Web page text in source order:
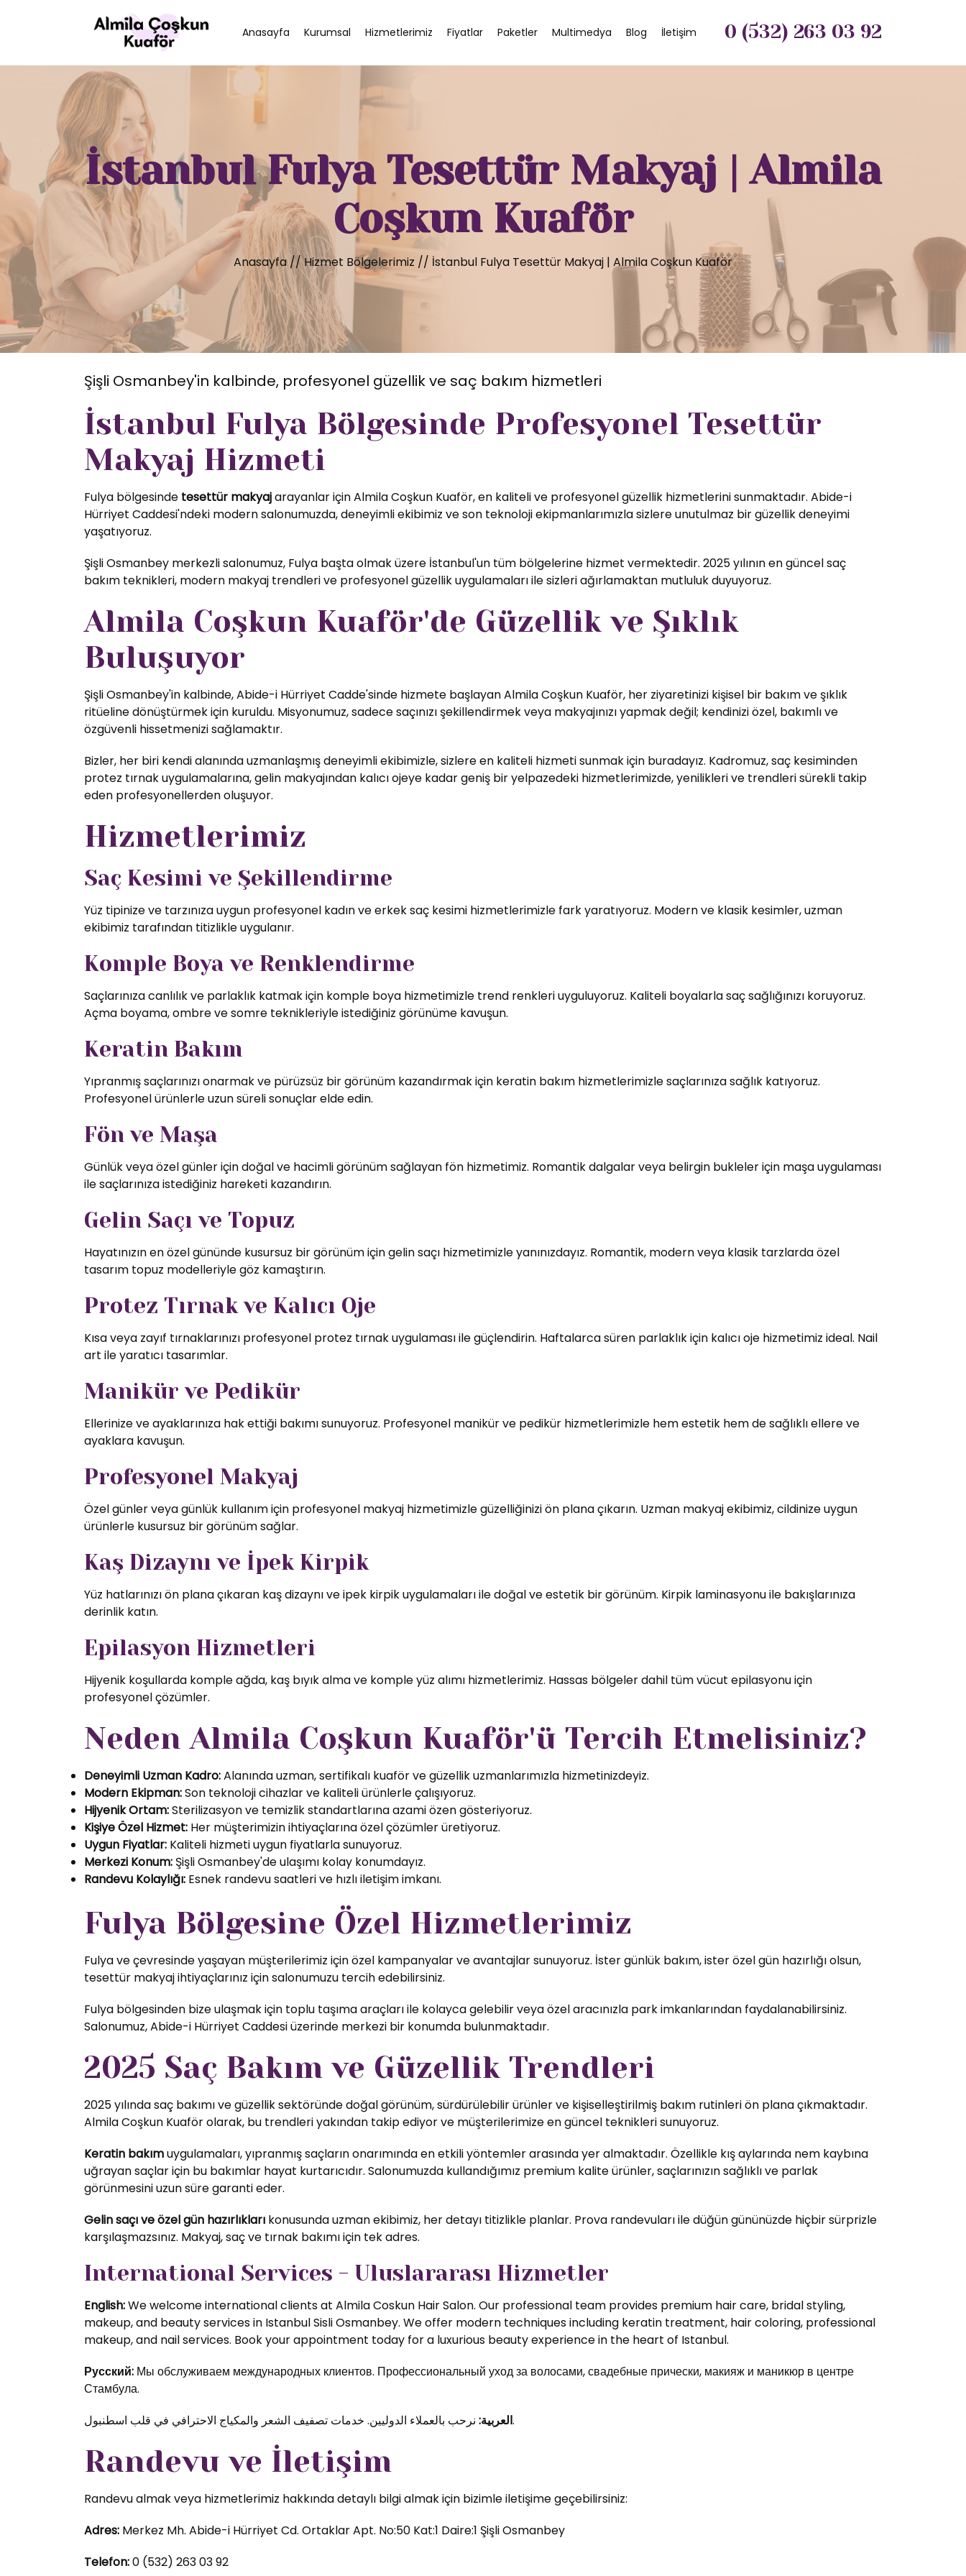
0 (532) 263 03 92
Anasayfa Kurumsal Hizmetlerimiz Fiyatlar Paketler Multimedya Blog İletişim
İstanbul Fulya Tesettür Makyaj | Almila
Coşkun Kuaför
Anasayfa//Hizmet Bölgelerimiz // İstanbul Fulya Tesettür Makyaj | Almila Coşkun Kuaför
Şişli Osmanbey'in kalbinde, profesyonel güzellik ve saç bakım hizmetleri
İstanbul Fulya Bölgesinde Profesyonel Tesettür
Makyaj Hizmeti
Fulya bölgesinde tesettür makyajarayanlar için Almila Coşkun Kuaför, en kaliteli ve profesyonel güzellik hizmetlerini sunmaktadır. Abide-i
Hürriyet Caddesi'ndeki modern salonumuzda, deneyimli ekibimiz ve son teknoloji ekipmanlarımızla sizlere unutulmaz bir güzellik deneyimi
yaşatıyoruz.
Şişli Osmanbey merkezli salonumuz, Fulya başta olmak üzere İstanbul'un tüm bölgelerine hizmet vermektedir. 2025 yılının en güncel saç
bakım teknikleri, modern makyaj trendleri ve profesyonel güzellik uygulamaları ile sizleri ağırlamaktan mutluluk duyuyoruz.
Almila Coşkun Kuaför'de Güzellik ve Şıklık
Buluşuyor
Şişli Osmanbey'in kalbinde, Abide-i Hürriyet Cadde'sinde hizmete başlayan Almila Coşkun Kuaför, her ziyaretinizi kişisel bir bakım ve şıklık
ritüeline dönüştürmek için kuruldu. Misyonumuz, sadece saçınızı şekillendirmek veya makyajınızı yapmak değil; kendinizi özel, bakımlı ve
özgüvenli hissetmenizi sağlamaktır.
Bizler, her biri kendi alanında uzmanlaşmış deneyimli ekibimizle, sizlere en kaliteli hizmeti sunmak için buradayız. Kadromuz, saç kesiminden
protez tırnak uygulamalarına, gelin makyajından kalıcı ojeye kadar geniş bir yelpazedeki hizmetlerimizde, yenilikleri ve trendleri sürekli takip
eden profesyonellerden oluşuyor.
Hizmetlerimiz
Saç Kesimi ve Şekillendirme
Yüz tipinize ve tarzınıza uygun profesyonel kadın ve erkek saç kesimi hizmetlerimizle fark yaratıyoruz. Modern ve klasik kesimler, uzman
ekibimiz tarafından titizlikle uygulanır.
Komple Boya ve Renklendirme
Saçlarınıza canlılık ve parlaklık katmak için komple boya hizmetimizle trend renkleri uyguluyoruz. Kaliteli boyalarla saç sağlığınızı koruyoruz.
Açma boyama, ombre ve somre teknikleriyle istediğiniz görünüme kavuşun.
Keratin Bakım
Yıpranmış saçlarınızı onarmak ve pürüzsüz bir görünüm kazandırmak için keratin bakım hizmetlerimizle saçlarınıza sağlık katıyoruz.
Profesyonel ürünlerle uzun süreli sonuçlar elde edin.
Fön ve Maşa
Günlük veya özel günler için doğal ve hacimli görünüm sağlayan fön hizmetimiz. Romantik dalgalar veya belirgin bukleler için maşa uygulaması
ile saçlarınıza istediğiniz hareketi kazandırın.
Gelin Saçı ve Topuz
Hayatınızın en özel gününde kusursuz bir görünüm için gelin saçı hizmetimizle yanınızdayız. Romantik, modern veya klasik tarzlarda özel
tasarım topuz modelleriyle göz kamaştırın.
Protez Tırnak ve Kalıcı Oje
Kısa veya zayıf tırnaklarınızı profesyonel protez tırnak uygulaması ile güçlendirin. Haftalarca süren parlaklık için kalıcı oje hizmetimiz ideal. Nail
art ile yaratıcı tasarımlar.
Manikür ve Pedikür
Ellerinize ve ayaklarınıza hak ettiği bakımı sunuyoruz. Profesyonel manikür ve pedikür hizmetlerimizle hem estetik hem de sağlıklı ellere ve
ayaklara kavuşun.
Profesyonel Makyaj
Özel günler veya günlük kullanım için profesyonel makyaj hizmetimizle güzelliğinizi ön plana çıkarın. Uzman makyaj ekibimiz, cildinize uygun
ürünlerle kusursuz bir görünüm sağlar.
Kaş Dizaynı ve İpek Kirpik
Yüz hatlarınızı ön plana çıkaran kaş dizaynı ve ipek kirpik uygulamaları ile doğal ve estetik bir görünüm. Kirpik laminasyonu ile bakışlarınıza
derinlik katın.
Epilasyon Hizmetleri
Hijyenik koşullarda komple ağda, kaş bıyık alma ve komple yüz alımı hizmetlerimiz. Hassas bölgeler dahil tüm vücut epilasyonu için
profesyonel çözümler.
Neden Almila Coşkun Kuaför'ü Tercih Etmelisiniz?
Deneyimli Uzman Kadro:Alanında uzman, sertifikalı kuaför ve güzellik uzmanlarımızla hizmetinizdeyiz.
Modern Ekipman:Son teknoloji cihazlar ve kaliteli ürünlerle çalışıyoruz.
Hijyenik Ortam:Sterilizasyon ve temizlik standartlarına azami özen gösteriyoruz.
Kişiye Özel Hizmet: Her müşterimizin ihtiyaçlarına özel çözümler üretiyoruz.
Uygun Fiyatlar: Kaliteli hizmeti uygun fiyatlarla sunuyoruz.
Merkezi Konum: Şişli Osmanbey'de ulaşımı kolay konumdayız.
Randevu Kolaylığı: Esnek randevu saatleri ve hızlı iletişim imkanı.
Fulya Bölgesine Özel Hizmetlerimiz
Fulya ve çevresinde yaşayan müşterilerimiz için özel kampanyalar ve avantajlar sunuyoruz. İster günlük bakım, ister özel gün hazırlığı olsun,
tesettür makyaj ihtiyaçlarınız için salonumuzu tercih edebilirsiniz.
Fulya bölgesinden bize ulaşmak için toplu taşıma araçları ile kolayca gelebilir veya özel aracınızla park imkanlarından faydalanabilirsiniz.
Salonumuz, Abide-i Hürriyet Caddesi üzerinde merkezi bir konumda bulunmaktadır.
2025 Saç Bakım ve Güzellik Trendleri
2025 yılında saç bakımı ve güzellik sektöründe doğal görünüm, sürdürülebilir ürünler ve kişiselleştirilmiş bakım rutinleri ön plana çıkmaktadır.
Almila Coşkun Kuaför olarak, bu trendleri yakından takip ediyor ve müşterilerimize en güncel teknikleri sunuyoruz.
Keratin bakımuygulamaları, yıpranmış saçların onarımında en etkili yöntemler arasında yer almaktadır. Özellikle kış aylarında nem kaybına
uğrayan saçlar için bu bakımlar hayat kurtarıcıdır. Salonumuzda kullandığımız premium kalite ürünler, saçlarınızın sağlıklı ve parlak
görünmesini uzun süre garanti eder.
Gelin saçı ve özel gün hazırlıkları konusunda uzman ekibimiz, her detayı titizlikle planlar. Prova randevuları ile düğün gününüzde hiçbir sürprizle
karşılaşmazsınız. Makyaj, saç ve tırnak bakımı için tek adres.
International Services - Uluslararası Hizmetler
English:We welcome international clients at Almila Coskun Hair Salon. Our professional team provides premium hair care, bridal styling,
makeup, and beauty services in Istanbul Sisli Osmanbey. We offer modern techniques including keratin treatment, hair coloring, professional
makeup, and nail services. Book your appointment today for a luxurious beauty experience in the heart of Istanbul.
Русский: Мы обслуживаем международных клиентов. Профессиональный уход за волосами, свадебные прически, макияж и маникюр в центре
Стамбула.
العربية:نرحب بالعملاء الدوليين. خدمات تصفيف الشعر والمكياج الاحترافي في قلب اسطنبول.
Randevu ve İletişim
Randevu almak veya hizmetlerimiz hakkında detaylı bilgi almak için bizimle iletişime geçebilirsiniz:
Adres: Merkez Mh. Abide-i Hürriyet Cd. Ortaklar Apt. No:50 Kat:1 Daire:1 Şişli Osmanbey
Telefon:0 (532) 263 03 92